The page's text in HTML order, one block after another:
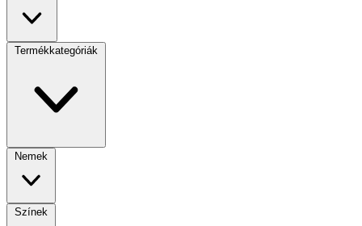
Termékkategóriák
Nemek
Színek